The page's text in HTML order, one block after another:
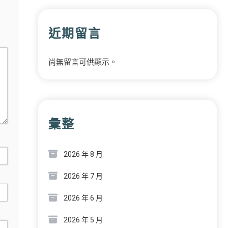
近期留言
尚無留言可供顯示。
彙整
2026 年 8 月
2026 年 7 月
2026 年 6 月
2026 年 5 月